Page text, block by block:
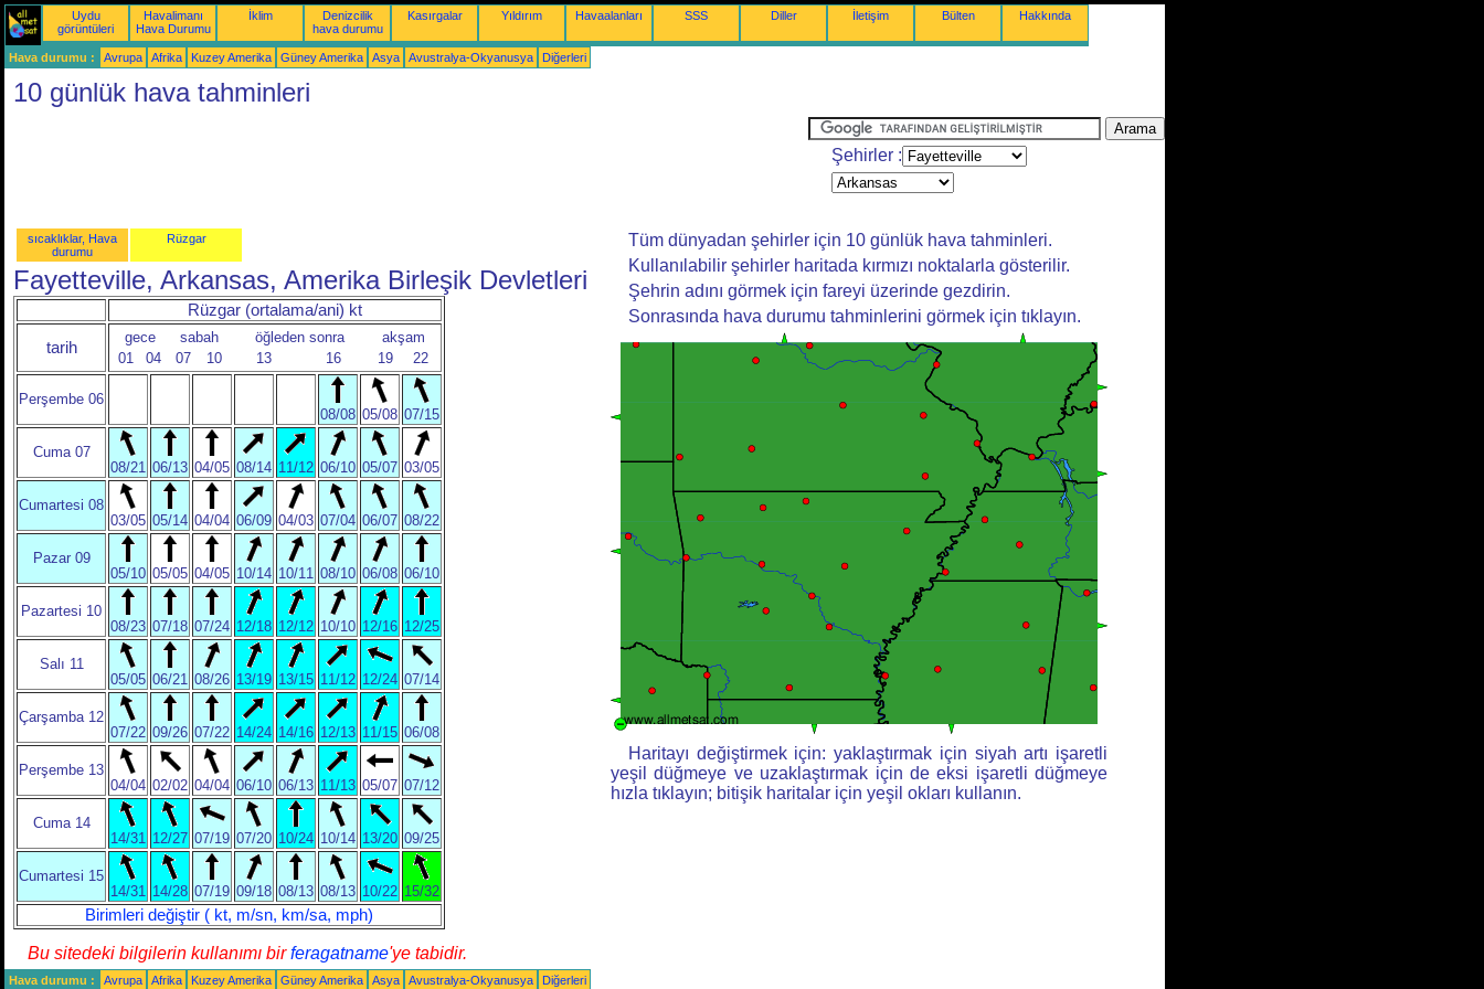
Uydu
görüntüleri
Havalimanı
Hava Durumu
İklim
Denizcilik
hava durumu
Kasırgalar Yıldırım Havaalanları SSS Diller İletişim Bülten Hakkında
Hava durumu : Avrupa Afrika Kuzey Amerika Güney Amerika Asya Avustralya-Okyanusya Diğerleri
10 günlük hava tahminleri
Şehirler :
sıcaklıklar, Hava
durumu
Rüzgar
Fayetteville, Arkansas, Amerika Birleşik Devletleri
Rüzgar (ortalama/ani) kt
tarih
gece sabah öğleden sonra
akşam
01
04 07 10 13 16 19 22
Perşembe 06
08/08 05/08 07/15
Cuma 07
08/21 06/13 04/05 08/14 11/12 06/10 05/07 03/05
Cumartesi 08
03/05 05/14 04/04 06/09 04/03 07/04 06/07 08/22
Pazar 09
05/10 05/05 04/05 10/14 10/11 08/10 06/08 06/10
Pazartesi 10
08/23 07/18 07/24 12/18 12/12 10/10 12/16 12/25
Salı 11
05/05 06/21 08/26 13/19 13/15 11/12 12/24 07/14
Çarşamba 12
07/22 09/26 07/22 14/24 14/16 12/13 11/15 06/08
Perşembe 13
04/04 02/02 04/04 06/10 06/13 11/13 05/07 07/12
Cuma 14
14/31 12/27 07/19 07/20 10/24 10/14 13/20 09/25
Cumartesi 15
14/31 14/28 07/19 09/18 08/13 08/13 10/22 15/32
Birimleri değiştir ( kt, m/sn, km/sa, mph)
Tüm dünyadan şehirler için 10 günlük hava tahminleri.
Kullanılabilir şehirler haritada kırmızı noktalarla gösterilir.
Şehrin adını görmek için fareyi üzerinde gezdirin.
Sonrasında hava durumu tahminlerini görmek için tıklayın.
Haritayı değiştirmek için: yaklaştırmak için siyah artı işaretli
yeşil düğmeye ve uzaklaştırmak için de eksi işaretli düğmeye
hızla tıklayın; bitişik haritalar için yeşil okları kullanın.
Bu sitedeki bilgilerin kullanımı birferagatname'ye tabidir.
Hava durumu : Avrupa Afrika Kuzey Amerika Güney Amerika Asya Avustralya-Okyanusya Diğerleri